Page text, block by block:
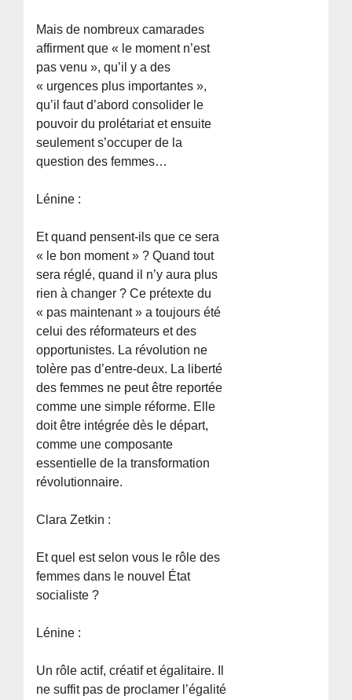
Mais de nombreux camarades
affirment que « le moment n’est
pas venu », qu’il y a des
« urgences plus importantes »,
qu’il faut d’abord consolider le
pouvoir du prolétariat et ensuite
seulement s’occuper de la
question des femmes…
Lénine :
Et quand pensent-ils que ce sera
« le bon moment » ? Quand tout
sera réglé, quand il n’y aura plus
rien à changer ? Ce prétexte du
« pas maintenant » a toujours été
celui des réformateurs et des
opportunistes. La révolution ne
tolère pas d’entre-deux. La liberté
des femmes ne peut être reportée
comme une simple réforme. Elle
doit être intégrée dès le départ,
comme une composante
essentielle de la transformation
révolutionnaire.
Clara Zetkin :
Et quel est selon vous le rôle des
femmes dans le nouvel État
socialiste ?
Lénine :
Un rôle actif, créatif et égalitaire. Il
ne suffit pas de proclamer l’égalité